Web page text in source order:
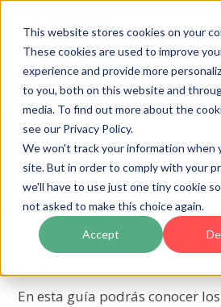
This website stores cookies on your
These cookies are used to improve
experience and provide more
to you, both on this website and
media. To find out more about the
see our Privacy Policy.
We won't track your information when
site. But in order to comply with your
we'll have to use just one tiny cookie
not asked to make this choice again.
Accept
Guía
usar un
de gestión
riesgos
En esta guía podrás conocer